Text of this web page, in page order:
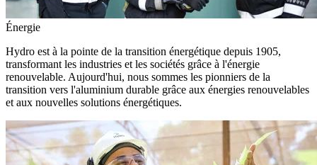
Énergie
Hydro est à la pointe de la transition énergétique depuis 1905,
transformant les industries et les sociétés grâce à l'énergie
renouvelable. Aujourd'hui, nous sommes les pionniers de la
transition vers l'aluminium durable grâce aux énergies renouvelables
et aux nouvelles solutions énergétiques.